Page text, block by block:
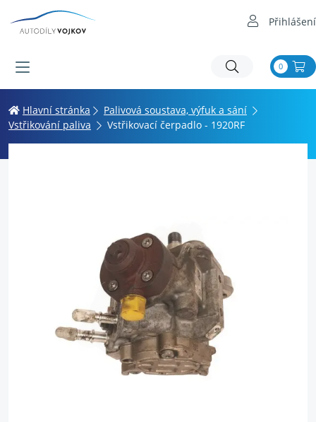
Přihlášení
0
Hlavní stránka
Palivová soustava, výfuk a sání
Vstřikování paliva
Vstřikovací čerpadlo - 1920RF